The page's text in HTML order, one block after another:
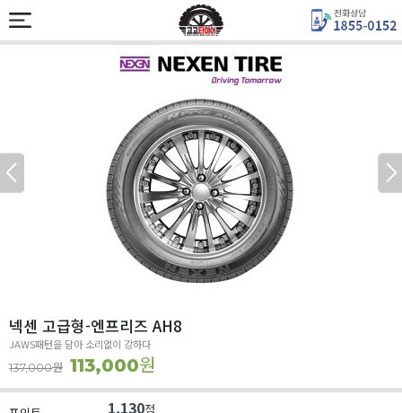
넥센 고급형-엔프리즈 AH8
JAWS패턴을 담아 소리없이 강하다
137,000원 113,000원
1,130점